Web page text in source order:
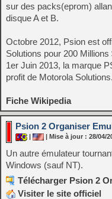
sur des packs(eprom)
disque A et B.
Octobre 2012, Psion est
Solutions pour 200 Millions
1er Juin 2013, la marque
profit de Motorola Solutions.
Fiche Wikipedia
Psion 2 Organiser
| | Mise à jour : 28/04/
Un autre émulateur
Windows (sauf NT).
Télécharger Psion 2
Visiter le site officiel